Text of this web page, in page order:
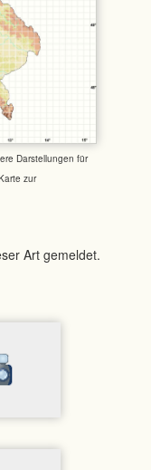
Darstellungen für
zur
Art gemeldet.